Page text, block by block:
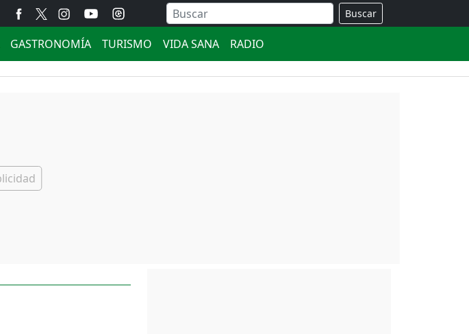
Buscar
GASTRONOMÍA TURISMO VIDA SANA RADIO